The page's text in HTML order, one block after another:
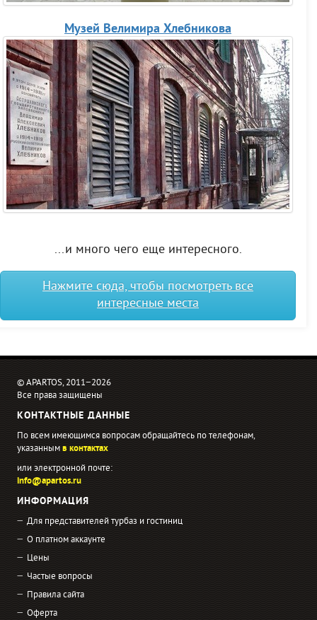
Музей Велимира Хлебникова
...и много чего еще интересного.
Нажмите сюда, чтобы посмотреть все
интересные места
© APARTOS, 2011−2026
Все права защищены
КОНТАКТНЫЕ ДАННЫЕ
По всем имеющимся вопросам обращайтесь по телефонам,
указаннымв контактах
или электронной почте:
info@apartos.ru
ИНФОРМАЦИЯ
Для представителей турбаз и гостиниц
О платном аккаунте
Цены
Частые вопросы
Правила сайта
Оферта